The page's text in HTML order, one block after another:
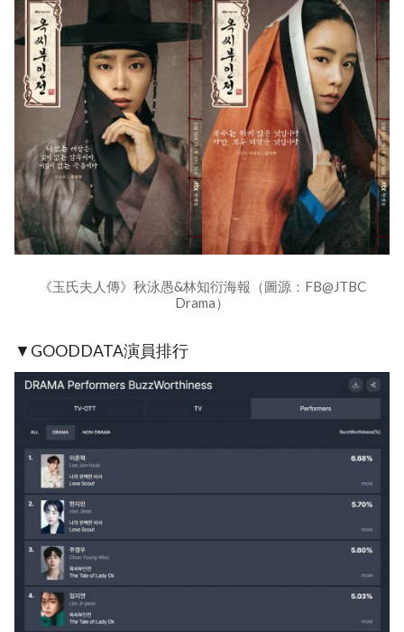
《玉氏夫人傳》秋泳愚&林知衍海報（圖源：FB@JTBC
Drama）
▼GOODDATA演員排行